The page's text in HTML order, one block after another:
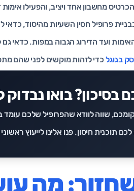
מחשבון אחד ויציב, והפעילו
פרופיל חסין השעיות מהיסוד, כדאי
ועד הדירוג הגבוה במפות. כדאי
בגוגל כדי לזהות מוקשים לפני שהם
בסיכון? בואו נבדוק
שווה לוודא שהפרופיל שלכם
תוכנית חיסון. פנו אלינו לייעוץ
מה